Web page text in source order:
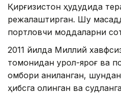
Қирғизистон ҳудудида
режалаштирган. Шу
портловчи моддаларни
2011 йилда Миллий
томонидан қурол-яроғ ва
омбори аниқланган,
ҳибсга олинган ва